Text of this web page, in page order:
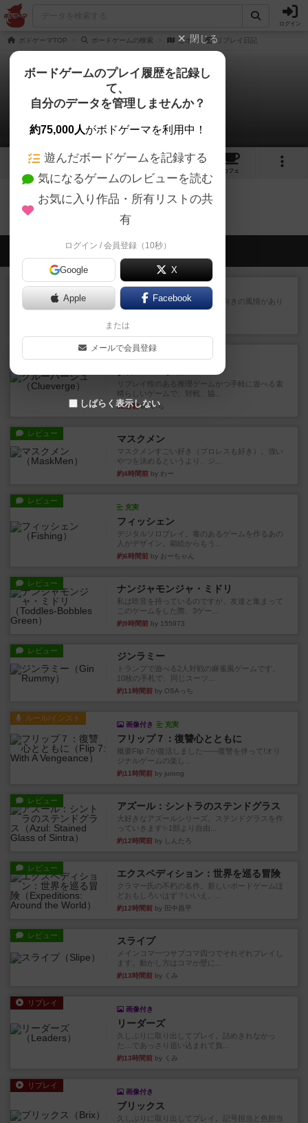
ログイン
ボドゲーマTOP ボードゲームの検索 ピポ リプレイ日記
ピポ
0件のリプレイ日記
1
カフェ
ピポのトップに戻る
会員の新しい投稿
レビュー クイズすごろく かぶーる
箱絵のデザインは小学校低学年向きの風情があり
ますが、問題のレベルによっ...
3分前
リプレイ性のある推理ゲームかつ手軽に遊べる素
晴らしいゲームで、対戦、協...
12分前by いち
レビュー マスクメン
マスクメンすごい好き（プロレスも好き）。強い
やつを決めるというより、ジ...
約4時間前 by わー
レビュー
充実
フィッシェン
デジタルソロプレイ。毒のあるゲームを作るあの
人がデザイン。箱絵からもう...
約6時間前 by おーちゃん
レビュー ナンジャモンジャ・ミドリ
私は吃音を持っているのですが、友達と集まって
このゲームをした際、3ゲー...
約9時間前 by 155973
レビュー ジンラミー
トランプで遊べる2人対戦の麻雀風ゲームです。
10枚の手札で、同じスーツ...
約11時間前 by OSAっち
ルール/インスト
画像付き 充実
フリップ７：復讐心とともに
概要Flip 7が復活しました――復讐を伴って!オリ
ジナルゲームの楽し...
約11時間前 by jurong
レビュー アズール：シントラのステンドグラス
大好きなアズールシリーズ。ステンドグラスを作
っていきます✨1部より自由...
約12時間前 by しんたろ
レビュー エクスペディション：世界を巡る冒険
クラマー氏の不朽の名作。新しいボードゲームほ
どおもしろいはず？いいえ。...
約12時間前 by 田中昌平
レビュー スライプ
メインコマ一つサブコマ四つでそれぞれプレイし
ます。動かし方はコマか壁に...
約13時間前 by くみ
リプレイ
画像付き
リーダーズ
久しぶりに取り出してプレイ。詰めきれなかっ
た…であっさり追い込まれて負...
約13時間前 by くみ
リプレイ
画像付き
ブリックス
久しぶりに取り出してプレイ。記号担当と色担当
閉じる
ボードゲームのプレイ履歴を記録し
て、
自分のデータを管理しませんか？
約75,000人がボドゲーマを利用中！
遊んだボードゲームを記録する
気になるゲームのレビューを読む
お気に入り作品・所有リストの共
有
ログイン / 会員登録（10秒）
Google X
Apple Facebook
または
メールで会員登録
しばらく表示しない